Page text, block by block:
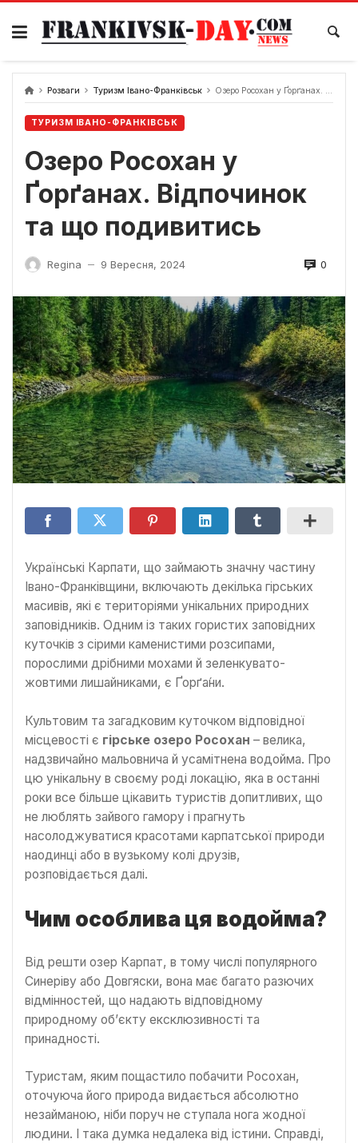
Skip
content
Розваги Туризм Івано-Франківськ Озеро Росохан у Ґорґанах. Відпочинок та що подивитись
ТУРИЗМ ІВАНО-ФРАНКІВСЬК
Озеро Росохан у
Ґорґанах. Відпочинок
та що подивитись
Regina — 9 Вересня, 2024 0
Українські Карпати, що займають значну частину
Івано-Франківщини, включають декілька гірських
масивів, які є територіями унікальних природних
заповідників. Одним із таких гористих заповідних
куточків з сірими каменистими розсипами,
порослими дрібними мохами й зеленкувато-
жовтими лишайниками, є Ґорґа́ни.
Культовим та загадковим куточком відповідної
місцевості є гірське озеро Росохан – велика,
надзвичайно мальовнича й усамітнена водойма. Про
цю унікальну в своєму роді локацію, яка в останні
роки все більше цікавить туристів допитливих, що
не люблять зайвого гамору і прагнуть
насолоджуватися красотами карпатської природи
наодинці або в вузькому колі друзів,
розповідається далі.
Чим особлива ця водойма?
Від решти озер Карпат, в тому числі популярного
Синеріву або Довгяски, вона має багато разючих
відмінностей, що надають відповідному
природному об’єкту ексклюзивності та
принадності.
Туристам, яким пощастило побачити Росохан,
оточуюча його природа видається абсолютно
незайманою, ніби поруч не ступала нога жодної
людини. І така думка недалека від істини. Справді,